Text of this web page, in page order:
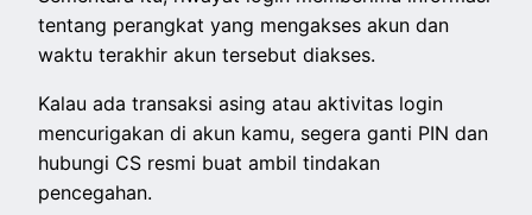
tentang perangkat yang mengakses akun dan
waktu terakhir akun tersebut diakses.
Kalau ada transaksi asing atau aktivitas login
mencurigakan di akun kamu, segera ganti PIN dan
hubungi CS resmi buat ambil tindakan
pencegahan.